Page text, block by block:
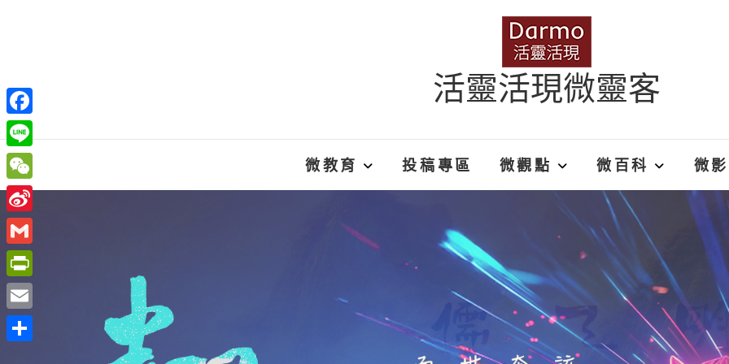
活靈活現微靈客
微教育 投稿專區 微觀點 微百科 微
F
a
c
e
b
o
o
k
L
i
n
e
W
e
C
h
a
t
S
i
n
a
W
G
m
a
P
r
i
E